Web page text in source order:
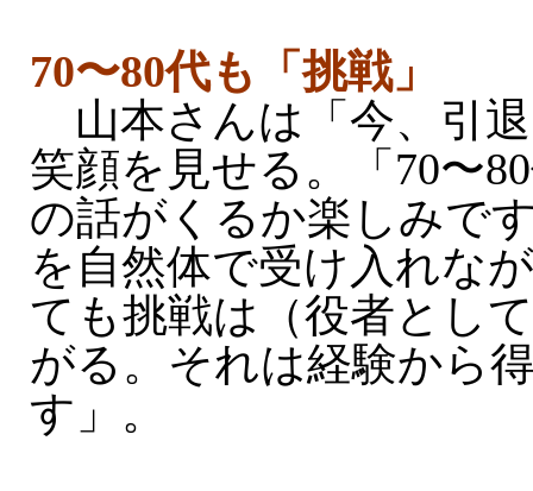
70〜80代も「挑戦」
山本さんは「今、引
笑顔を見せる。「70〜
の話がくるか楽しみで
を自然体で受け入れな
ても挑戦は（役者とし
がる。それは経験から
す」。